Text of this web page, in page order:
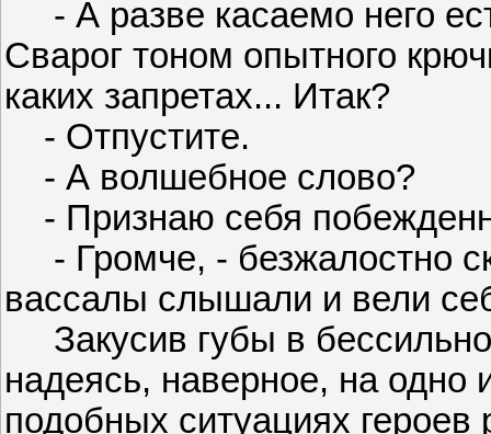
- А разве касаемо него
Сварог тоном опытного
каких запретах... Итак?
- Отпустите.
- А волшебное слово?
- Признаю себя
- Громче, - безжалостно
вассалы слышали и вели
Закусив губы в
надеясь, наверное, на одно
подобных ситуациях